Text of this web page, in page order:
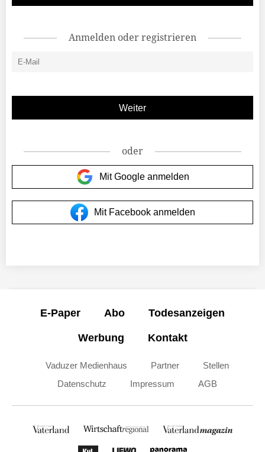
Anmelden oder registrieren
oder
Mit Google anmelden
Mit Facebook anmelden
E-Paper Abo Todesanzeigen
Werbung Kontakt
Vaduzer Medienhaus Partner
Stellen
Datenschutz
Impressum AGB